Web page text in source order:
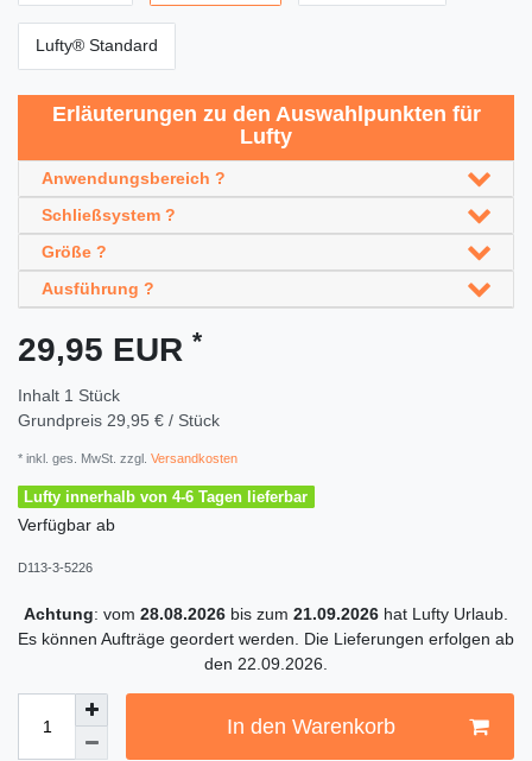
Lufty® Standard
Erläuterungen zu den Auswahlpunkten für
Lufty
Anwendungsbereich ?
Schließsystem ?
Größe ?
Ausführung ?
29,95 EUR *
Inhalt 1 Stück
Grundpreis 29,95 € / Stück
* inkl. ges. MwSt. zzgl. Versandkosten
Lufty innerhalb von 4-6 Tagen lieferbar
Verfügbar ab
D113-3-5226
Achtung: vom 28.08.2026 bis zum 21.09.2026 hat Lufty Urlaub.
Es können Aufträge geordert werden. Die Lieferungen erfolgen ab
den 22.09.2026.
In den Warenkorb